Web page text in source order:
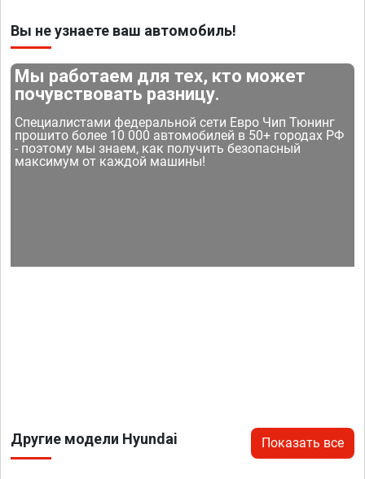
Вы не узнаете ваш автомобиль!
Мы работаем для тех, кто может
почувствовать разницу.
Специалистами федеральной сети Евро Чип Тюнинг
прошито более 10 000 автомобилей в 50+ городах РФ
- поэтому мы знаем, как получить безопасный
максимум от каждой машины!
Другие модели Hyundai Показать все